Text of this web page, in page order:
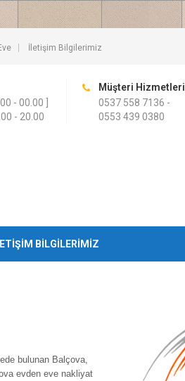
İletişim Bilgilerimiz
- 00.00 ]
- 20.00
Müşteri Hizmetleri
0537 558 7136 -
0553 439 0380
BILGILERIMIZ
bulunan Balçova,
evden eve nakliyat